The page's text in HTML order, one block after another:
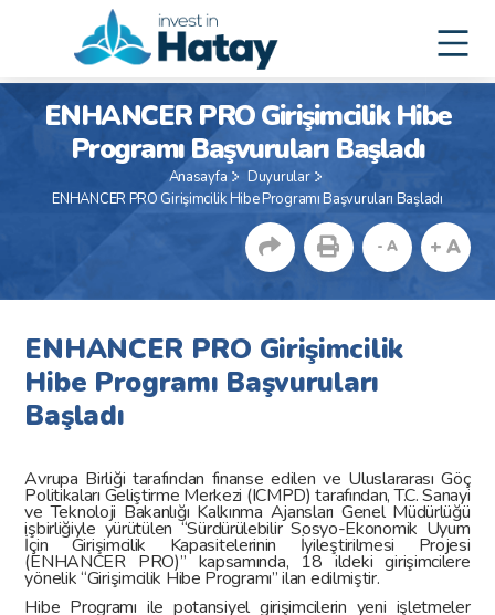
ENHANCER PRO Girişimcilik Hibe
Programı Başvuruları Başladı
Anasayfa
Duyurular
ENHANCER PRO Girişimcilik Hibe Programı Başvuruları Başladı
- A + A
ENHANCER PRO Girişimcilik
Hibe Programı Başvuruları
Başladı
Avrupa Birliği tarafından finanse edilen ve Uluslararası Göç
Politikaları Geliştirme Merkezi (ICMPD) tarafından, T.C. Sanayi
ve Teknoloji Bakanlığı Kalkınma Ajansları Genel Müdürlüğü
işbirliğiyle yürütülen “Sürdürülebilir Sosyo-Ekonomik Uyum
İçin Girişimcilik Kapasitelerinin İyileştirilmesi Projesi
(ENHANCER PRO)” kapsamında, 18 ildeki girişimcilere
yönelik “Girişimcilik Hibe Programı” ilan edilmiştir.
Hibe Programı ile potansiyel girişimcilerin yeni işletmeler